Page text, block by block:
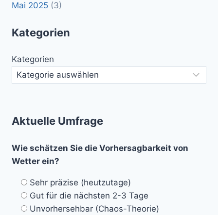
Mai 2025 (3)
Kategorien
Kategorien
Aktuelle Umfrage
Wie schätzen Sie die Vorhersagbarkeit von
Wetter ein?
Sehr präzise (heutzutage)
Gut für die nächsten 2-3 Tage
Unvorhersehbar (Chaos-Theorie)